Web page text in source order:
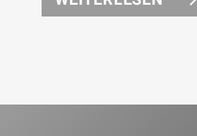
Einfamilienhaus.